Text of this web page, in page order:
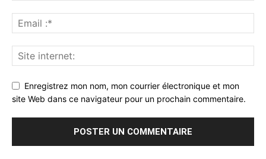
Enregistrez mon nom, mon courrier électronique et mon
site Web dans ce navigateur pour un prochain commentaire.